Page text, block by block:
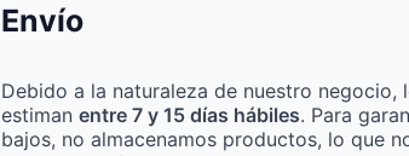
Envío
Debido a la naturaleza de nuestro negocio,
estiman entre 7 y 15 días hábiles. Para
bajos, no almacenamos productos, lo que